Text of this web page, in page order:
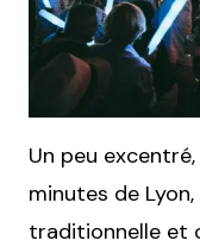
Un peu
minutes de Lyon,
traditionnelle et